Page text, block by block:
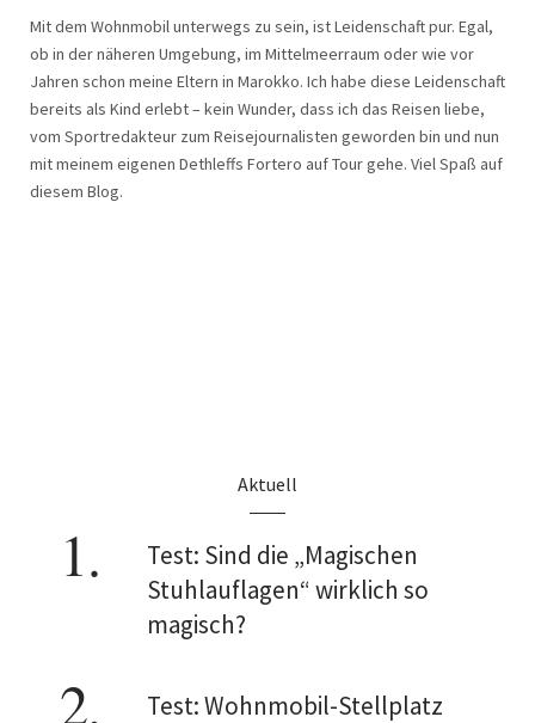
Mit dem Wohnmobil unterwegs zu sein, ist Leidenschaft pur. Egal,
ob in der näheren Umgebung, im Mittelmeerraum oder wie vor
Jahren schon meine Eltern in Marokko. Ich habe diese Leidenschaft
bereits als Kind erlebt – kein Wunder, dass ich das Reisen liebe,
vom Sportredakteur zum Reisejournalisten geworden bin und nun
mit meinem eigenen Dethleffs Fortero auf Tour gehe. Viel Spaß auf
diesem Blog.
Aktuell
Test: Sind die „Magischen
Stuhlauflagen“ wirklich so
magisch?
Test: Wohnmobil-Stellplatz